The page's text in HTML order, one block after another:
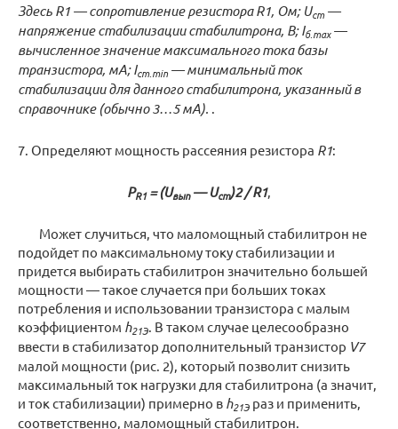
Здесь R1 — сопротивление резистора R1, Ом; Uст—
напряжение стабилизации стабилитрона, В; Iб.max—
вычисленное значение максимального тока базы
транзистора, мА; Iст.min — минимальный ток
стабилизации для данного стабилитрона, указанный в
справочнике (обычно 3…5 мА).
7. Определяют мощность рассеяния резистора R1:
PR1= (Uвып— Uст)2 / R1,
Может случиться, что маломощный стабилитрон не
подойдет по максимальному току стабилизации и
придется выбирать стабилитрон значительно большей
мощности — такое случается при больших токах
потребления и использовании транзистора с малым
коэффициентом h21Э . В таком случае целесообразно
ввести в стабилизатор дополнительный транзистор V7
малой мощности (рис. 2), который позволит снизить
максимальный ток нагрузки для стабилитрона (а значит,
и ток стабилизации) примерно в h21Э раз и применить,
соответственно, маломощный стабилитрон.